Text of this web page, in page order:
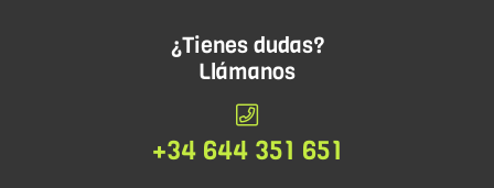
¿Tienes dudas?
Llámanos
+34 644 351 651